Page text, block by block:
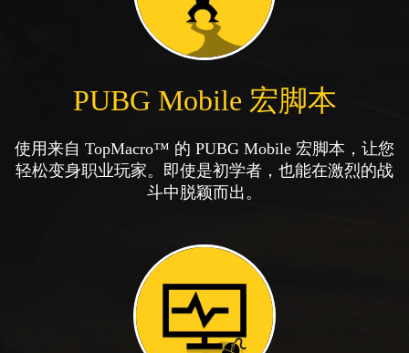
PUBG Mobile 宏脚本
使用来自 TopMacro™ 的 PUBG Mobile 宏脚本，让您
轻松变身职业玩家。即使是初学者，也能在激烈的战
斗中脱颖而出。